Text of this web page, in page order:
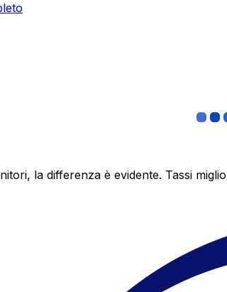
la differenza è evidente. Tassi